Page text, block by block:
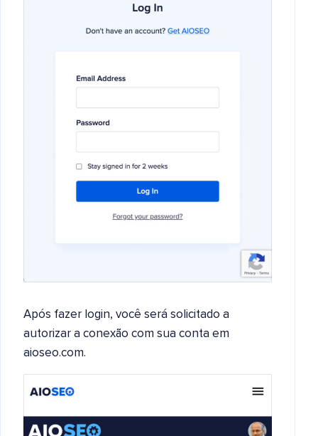
Após fazer login, você será solicitado a
autorizar a conexão com sua conta em
aioseo.com.